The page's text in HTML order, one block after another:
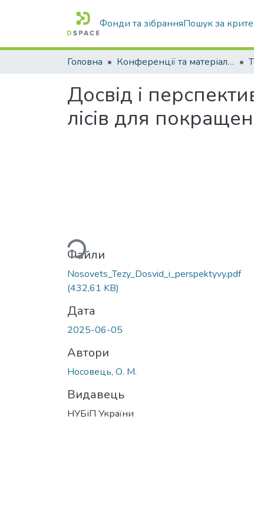
Фонди та зібранняПошук за
Головна Конференції та матеріали конференцій
Досвід і
лісів для
Вантажиться...
Файли
Nosovets_Tezy_Dosvid_i_perspektyvy.pdf
(432,61 KB)
Дата
2025-06-05
Автори
Носовець, О. М.
Видавець
НУБіП України